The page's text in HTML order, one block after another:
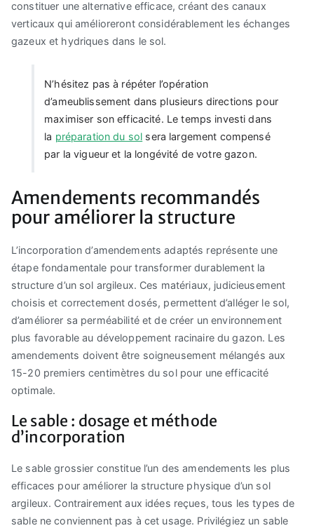
constituer une alternative efficace, créant des canaux
verticaux qui amélioreront considérablement les échanges
gazeux et hydriques dans le sol.
N’hésitez pas à répéter l’opération
d’ameublissement dans plusieurs directions pour
maximiser son efficacité. Le temps investi dans
la préparation du sol sera largement compensé
par la vigueur et la longévité de votre gazon.
Amendements recommandés
pour améliorer la structure
L’incorporation d’amendements adaptés représente une
étape fondamentale pour transformer durablement la
structure d’un sol argileux. Ces matériaux, judicieusement
choisis et correctement dosés, permettent d’alléger le sol,
d’améliorer sa perméabilité et de créer un environnement
plus favorable au développement racinaire du gazon. Les
amendements doivent être soigneusement mélangés aux
15-20 premiers centimètres du sol pour une efficacité
optimale.
Le sable : dosage et méthode
d’incorporation
Le sable grossier constitue l’un des amendements les plus
efficaces pour améliorer la structure physique d’un sol
argileux. Contrairement aux idées reçues, tous les types de
sable ne conviennent pas à cet usage. Privilégiez un sable